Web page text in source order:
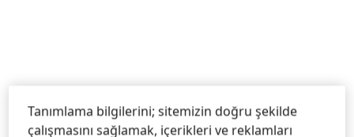
Tanımlama bilgilerini; sitemizin doğru şekilde
çalışmasını sağlamak, içerikleri ve reklamları